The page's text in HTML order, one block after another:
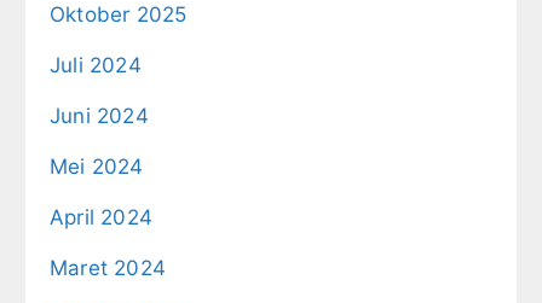
Oktober 2025
Juli 2024
Juni 2024
Mei 2024
April 2024
Maret 2024